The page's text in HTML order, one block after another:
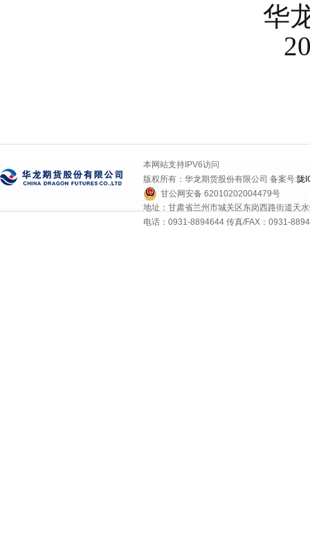
华龙期货股
2025年5
本网站支持IPV6访问
版权所有：华龙期货股份有限公司 备案号:陇
甘公网安备 62010202004479号
地址：甘肃省兰州市城关区东岗西路街道天
电话：0931-8894644 传真/FAX：0931-